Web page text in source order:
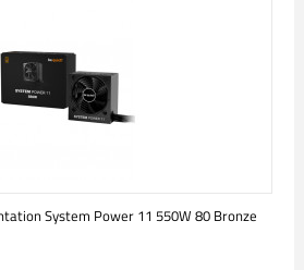
System Power 11 550W 80 Bronze